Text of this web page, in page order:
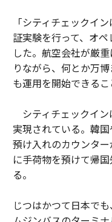
「シティチェックイ
証実験を行って、オ
した。航空会社が厳
りながら、何とか万
も運用を開始できるこ
シティチェックイ
実現されている。韓
預け入れのカウンタ
に手荷物を預けて帰
る。
じつはかつて日本で